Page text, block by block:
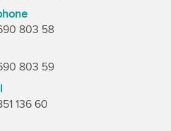
803 58
803 59
136 60